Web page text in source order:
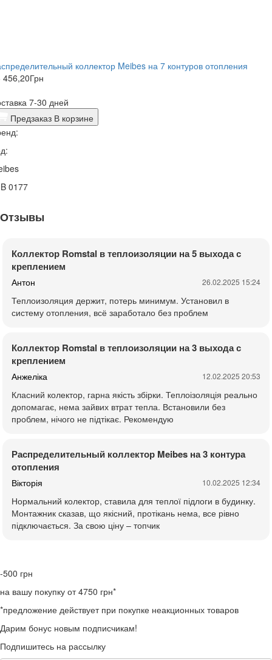
коллектор Meibes на 7 контуров отопления
456,20Грн
7-30 дней
Предзаказ В корзине
0177
Отзывы
Коллектор Romstal в теплоизоляции на 5 выхода с
креплением
Антон 26.02.2025 15:24
Теплоизоляция держит, потерь минимум. Установил в
систему отопления, всё заработало без проблем
Коллектор Romstal в теплоизоляции на 3 выхода с
креплением
Анжеліка 12.02.2025 20:53
Класний колектор, гарна якість збірки. Теплоізоляція реально
допомагає, нема зайвих втрат тепла. Встановили без
проблем, нічого не підтікає. Рекомендую
Распределительный коллектор Meibes на 3 контура
отопления
Вікторія 10.02.2025 12:34
Нормальний колектор, ставила для теплої підлоги в будинку.
Монтажник сказав, що якісний, протікань нема, все рівно
підключається. За свою ціну – топчик
-500 грн
на вашу покупку от 4750 грн*
*предложение действует при покупке неакционных товаров
Дарим бонус новым подписчикам!
Подпишитесь на рассылку